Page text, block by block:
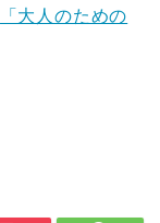
「大人のための